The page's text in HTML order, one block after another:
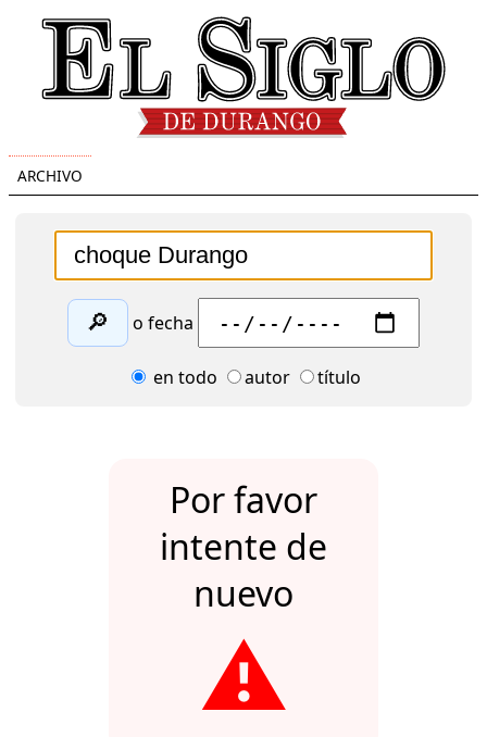
ARCHIVO
🔎 o fecha
en todo autor título
Por favor
intente de
nuevo
⚠️